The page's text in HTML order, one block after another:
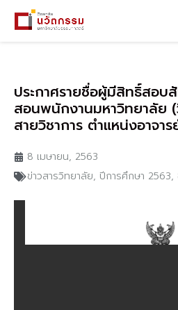
ประกาศรายชื่อผู้มีสิทธิ์สอ
สอนพนักงานมหาวิทยาลัย
สายวิชาการ ตำแหน่งอาจาร
8 เมษายน, 2563
ข่าวสารวิทยาลัย, ปีการศึกษา 2563,